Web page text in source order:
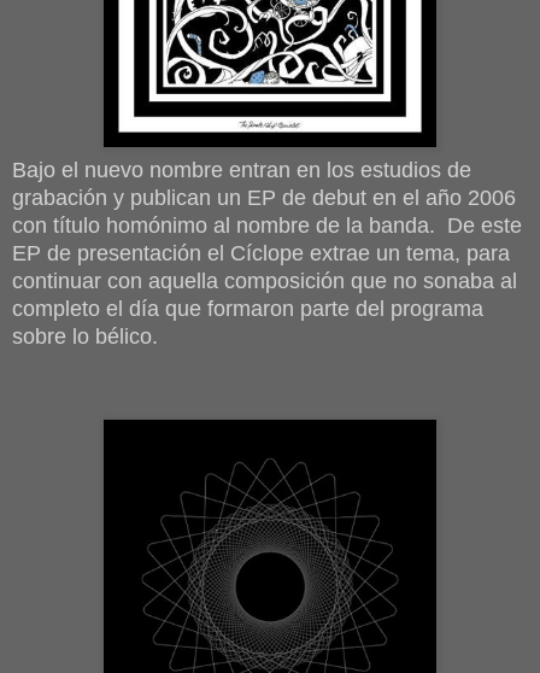
Bajo el nuevo nombre entran en los estudios de
grabación y publican un EP de debut en el año 2006
con título homónimo al nombre de la banda. De este
EP de presentación el Cíclope extrae un tema, para
continuar con aquella composición que no sonaba al
completo el día que formaron parte del programa
sobre lo bélico.